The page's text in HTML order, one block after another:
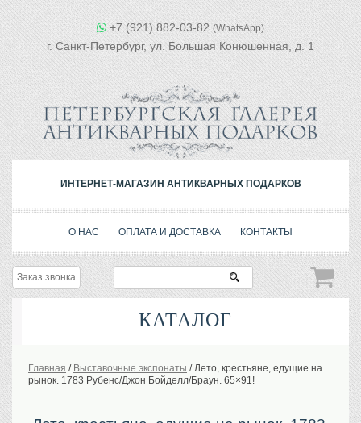
+7 (921) 882-03-82 (WhatsApp)
г. Санкт-Петербург, ул. Большая Конюшенная, д. 1
ИНТЕРНЕТ-МАГАЗИН АНТИКВАРНЫХ ПОДАРКОВ
О НАС ОПЛАТА И ДОСТАВКА КОНТАКТЫ
Заказ звонка
КАТАЛОГ
История Российской империи. Обычаи
Предметы VIP
Главная / Выставочные экспонаты /Лето, крестьяне, едущие на
рынок. 1783 Рубенс/Джон Бойделл/Браун. 65×91!